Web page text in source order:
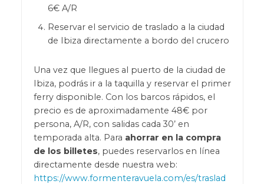
6€ A/R
Reservar el servicio de traslado a la ciudad
de Ibiza directamente a bordo del crucero
Una vez que llegues al puerto de la ciudad de
Ibiza, podrás ir a la taquilla y reservar el primer
ferry disponible. Con los barcos rápidos, el
precio es de aproximadamente 48€ por
persona, A/R, con salidas cada 30’ en
temporada alta. Para ahorrar en la compra
de los billetes, puedes reservarlos en línea
directamente desde nuestra web:
https://www.formenteravuela.com/es/traslad